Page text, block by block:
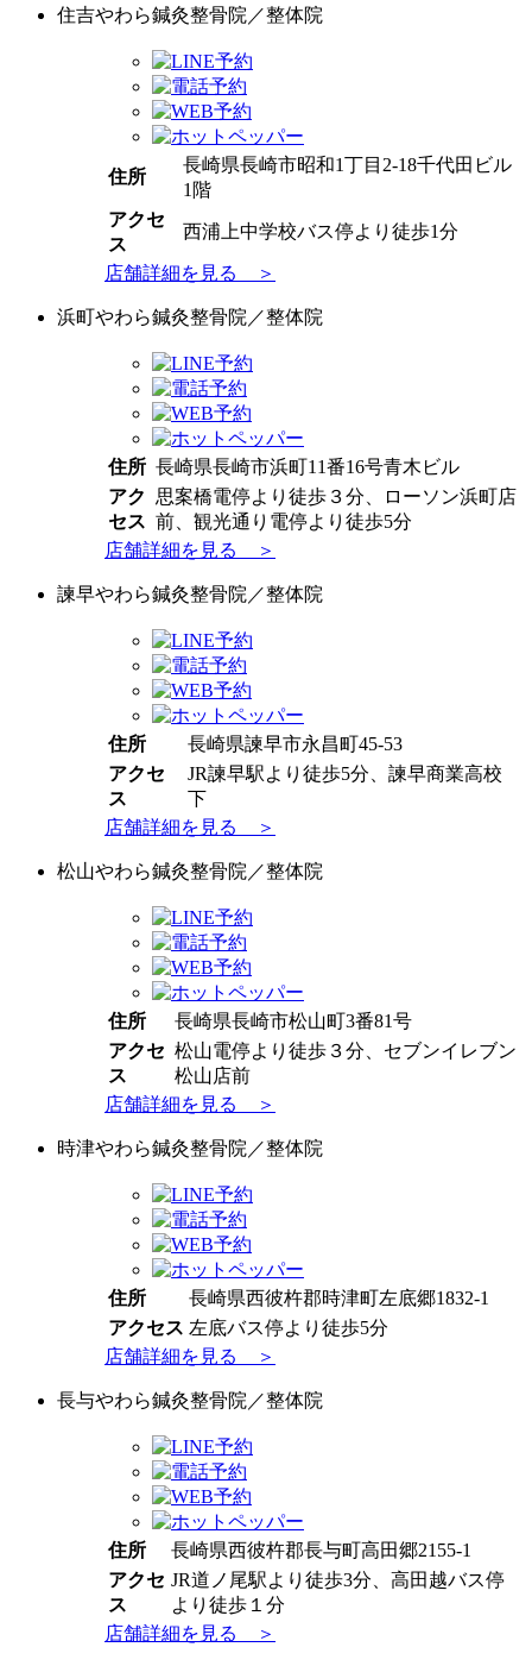
住吉やわら鍼灸整骨院／整体院
住所
長崎県長崎市昭和1丁目2-18千代田ビル
1階
アクセ
ス
西浦上中学校バス停より徒歩1分
店舗詳細を見る ＞
浜町やわら鍼灸整骨院／整体院
住所 長崎県長崎市浜町11番16号青木ビル
アク
セス
思案橋電停より徒歩３分、ローソン浜町店
前、観光通り電停より徒歩5分
店舗詳細を見る ＞
諫早やわら鍼灸整骨院／整体院
住所
長崎県諫早市永昌町45-53
アクセ
ス
JR諫早駅より徒歩5分、諫早商業高校
下
店舗詳細を見る ＞
松山やわら鍼灸整骨院／整体院
住所
長崎県長崎市松山町3番81号
アクセ
ス
松山電停より徒歩３分、セブンイレブン
松山店前
店舗詳細を見る ＞
時津やわら鍼灸整骨院／整体院
住所
長崎県西彼杵郡時津町左底郷1832-1
アクセス 左底バス停より徒歩5分
店舗詳細を見る ＞
長与やわら鍼灸整骨院／整体院
住所
長崎県西彼杵郡長与町高田郷2155-1
アクセ
ス
JR道ノ尾駅より徒歩3分、高田越バス停
より徒歩１分
店舗詳細を見る ＞